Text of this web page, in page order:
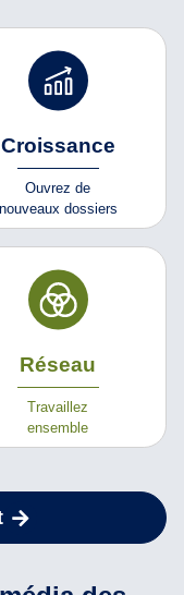
Croissance
Ouvrez de
nouveaux dossiers
Réseau
Travaillez
ensemble